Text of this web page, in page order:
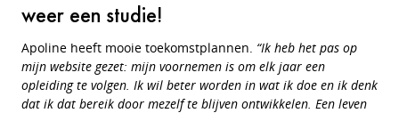
weer een studie!
Apoline heeft mooie toekomstplannen. “Ik heb het pas op
mijn website gezet: mijn voornemen is om elk jaar een
opleiding te volgen. Ik wil beter worden in wat ik doe en ik denk
dat ik dat bereik door mezelf te blijven ontwikkelen. Een leven